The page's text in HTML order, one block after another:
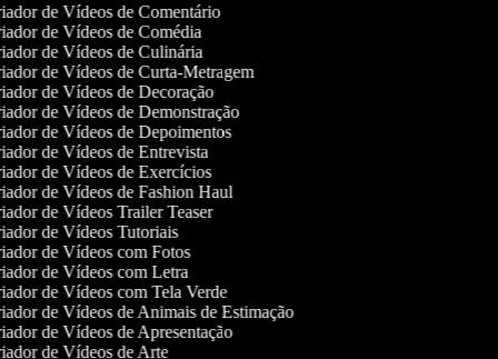
de Vídeos de Comentário
de Vídeos de Comédia
de Vídeos de Culinária
de Vídeos de Curta-Metragem
de Vídeos de Decoração
de Vídeos de Demonstração
de Vídeos de Depoimentos
de Vídeos de Entrevista
de Vídeos de Exercícios
de Vídeos de Fashion Haul
de Vídeos Trailer Teaser
de Vídeos Tutoriais
de Vídeos com Fotos
de Vídeos com Letra
de Vídeos com Tela Verde
de Vídeos de Animais de Estimação
de Vídeos de Apresentação
de Vídeos de Arte